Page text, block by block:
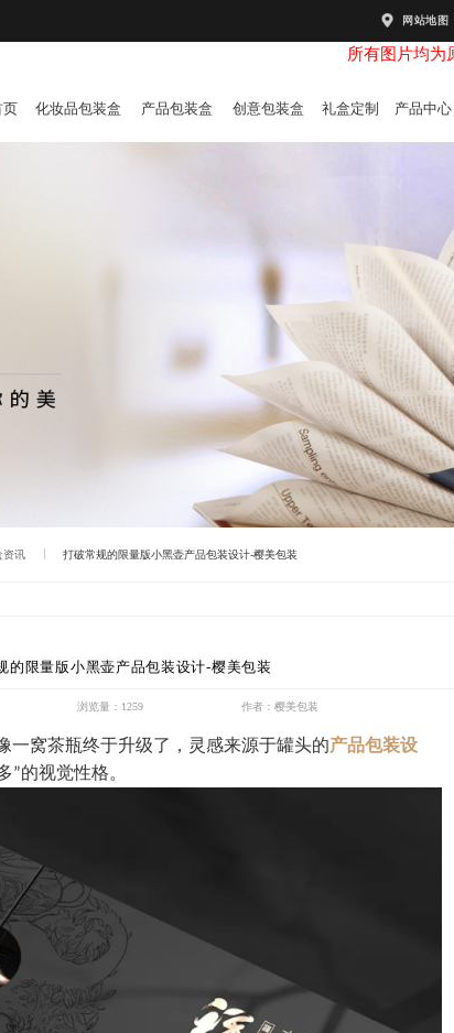
网站地图
所有图片均为
页 化妆品包装盒 产品包装盒 创意包装盒 礼盒定制 产品中心
资讯 打破常规的限量版小黑壶产品包装设计-樱美包装
的限量版小黑壶产品包装设计-樱美包装
浏览量：1259 作者：樱美包装
一窝茶瓶终于升级了，灵感来源于罐头的产品包装设
”的视觉性格。